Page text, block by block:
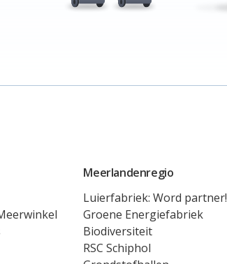
Meerlandenregio
Luierfabriek: Word partner!
Groene Energiefabriek
Biodiversiteit
RSC Schiphol